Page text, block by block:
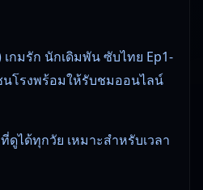
เกมรัก นักเดิมพัน ซับไทย Ep1-
โรงพร้อมให้รับชมออนไลน์
ได้ทุกวัย เหมาะสำหรับเวลา